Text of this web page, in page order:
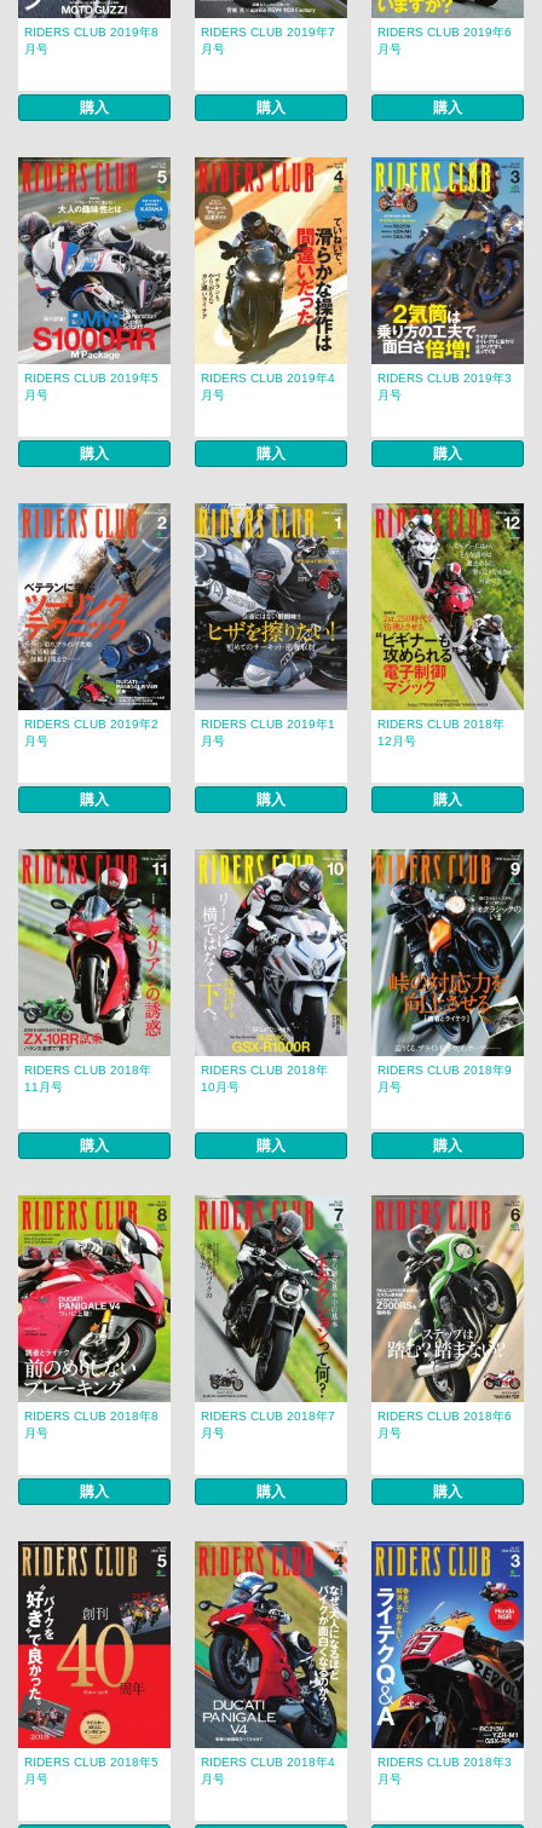
RIDERS CLUB 2019年8
月号
購入
RIDERS CLUB 2019年7
月号
購入
RIDERS CLUB 2019年6
月号
購入
RIDERS CLUB 2019年5
月号
購入
RIDERS CLUB 2019年4
月号
購入
RIDERS CLUB 2019年3
月号
購入
RIDERS CLUB 2019年2
月号
購入
RIDERS CLUB 2019年1
月号
購入
RIDERS CLUB 2018年
12月号
購入
RIDERS CLUB 2018年
11月号
購入
RIDERS CLUB 2018年
10月号
購入
RIDERS CLUB 2018年9
月号
購入
RIDERS CLUB 2018年8
月号
購入
RIDERS CLUB 2018年7
月号
購入
RIDERS CLUB 2018年6
月号
購入
RIDERS CLUB 2018年5
月号
RIDERS CLUB 2018年4
月号
RIDERS CLUB 2018年3
月号